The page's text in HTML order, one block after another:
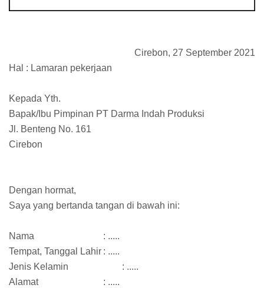
Cirebon, 27 September 2021
Hal : Lamaran pekerjaan
Kepada Yth.
Bapak/Ibu Pimpinan PT Darma Indah Produksi
Jl. Benteng No. 161
Cirebon
Dengan hormat,
Saya yang bertanda tangan di bawah ini:
Nama
: .....
Tempat, Tanggal Lahir : .....
Jenis Kelamin
: .....
Alamat
: .....